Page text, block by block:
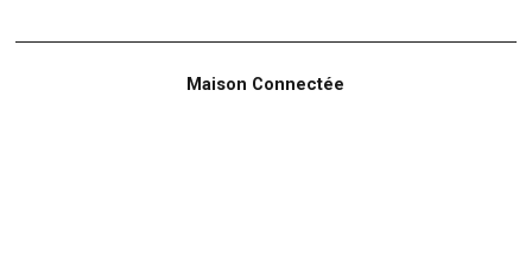
Maison Connectée